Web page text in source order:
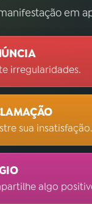
em
irregularidades.
sua insatisfação.
algo